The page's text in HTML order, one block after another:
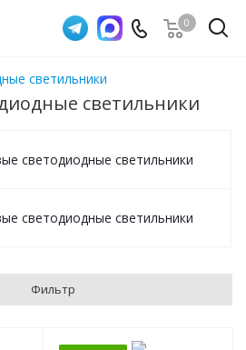
0
светильники
светильники
светодиодные светильники
светодиодные светильники
Фильтр